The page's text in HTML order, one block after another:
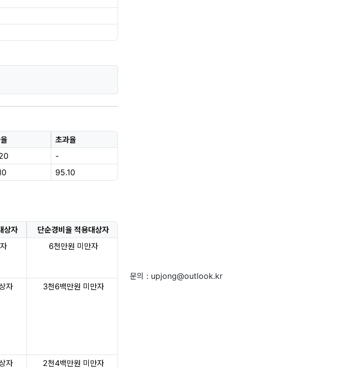
초과율
-
95.10
상자 단순경비율 적용대상자
6천만원 미만자
자 3천6백만원 미만자
자 2천4백만원 미만자
문의 : upjong@outlook.kr